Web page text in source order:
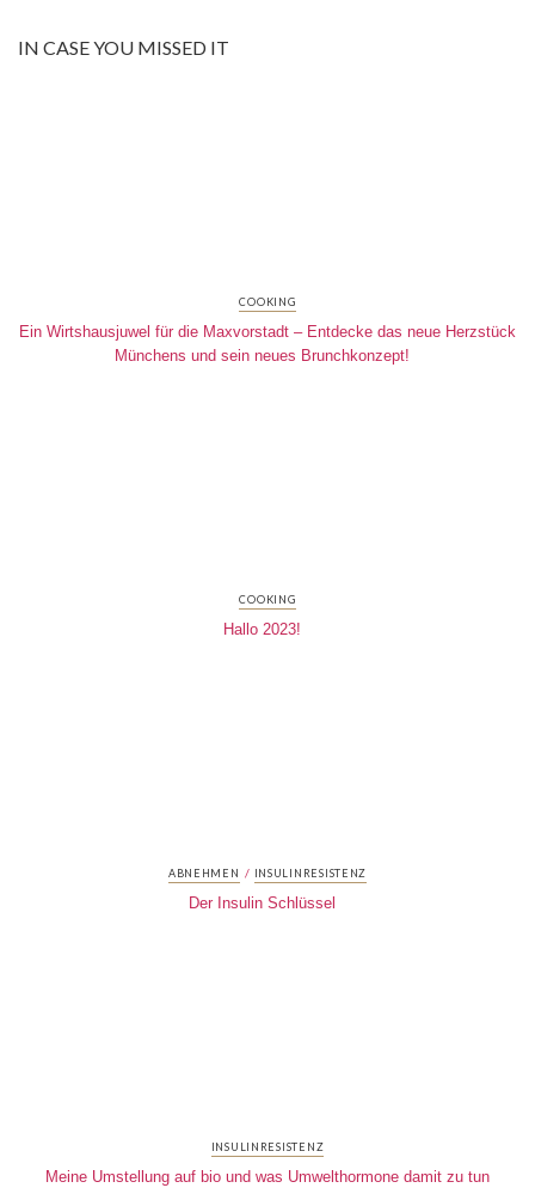
IN CASE YOU MISSED IT
COOKING
Ein Wirtshausjuwel für die Maxvorstadt – Entdecke das neue Herzstück
Münchens und sein neues Brunchkonzept!
COOKING
Hallo 2023!
ABNEHMEN / INSULINRESISTENZ
Der Insulin Schlüssel
INSULINRESISTENZ
Meine Umstellung auf bio und was Umwelthormone damit zu tun